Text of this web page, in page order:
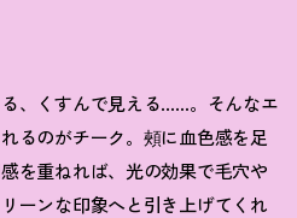
、くすんで見える……。そんなエ
るのがチーク。頰に血色感を足
を重ねれば、光の効果で毛穴や
ーンな印象へと引き上げてくれ